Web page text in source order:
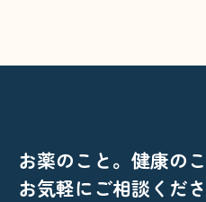
お薬のこと。健康のこ
お気軽にご相談くださ